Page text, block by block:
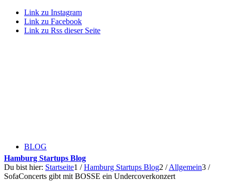
Link zu Instagram
Link zu Facebook
Link zu Rss dieser Seite
BLOG
Hamburg Startups Blog
Du bist hier: Startseite1 / Hamburg Startups Blog2 / Allgemein3 /
SofaConcerts gibt mit BOSSE ein Undercoverkonzert